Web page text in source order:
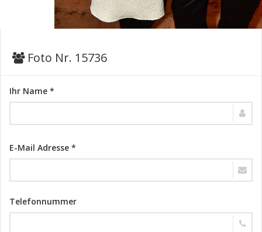
Foto Nr. 15736
Ihr Name *
E-Mail Adresse *
Telefonnummer